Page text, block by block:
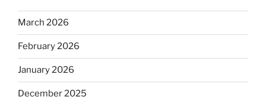
March 2026
February 2026
January 2026
December 2025